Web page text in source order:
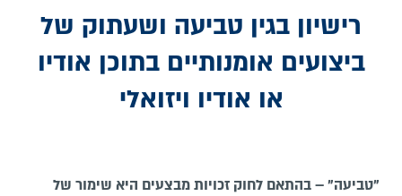
רישיון בגין טביעה ושעתוק של
ביצועים אומנותיים בתוכן אודיו
או אודיו ויזואלי
"טביעה" – בהתאם לחוק זכויות מבצעים היא שימור של